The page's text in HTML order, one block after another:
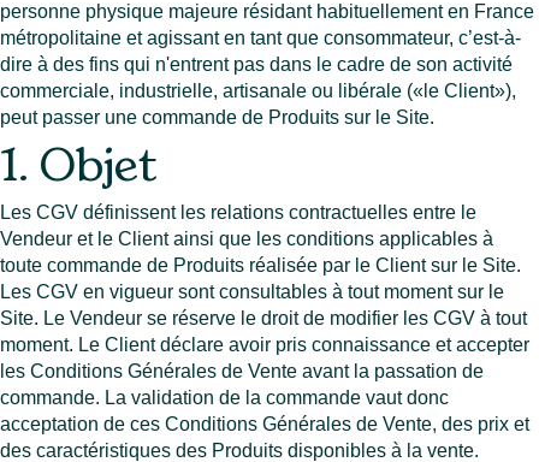
personne physique majeure résidant habituellement en France
métropolitaine et agissant en tant que consommateur, c’est-à-
dire à des fins qui n'entrent pas dans le cadre de son activité
commerciale, industrielle, artisanale ou libérale («le Client»),
peut passer une commande de Produits sur le Site.
1. Objet
Les CGV définissent les relations contractuelles entre le
Vendeur et le Client ainsi que les conditions applicables à
toute commande de Produits réalisée par le Client sur le Site.
Les CGV en vigueur sont consultables à tout moment sur le
Site. Le Vendeur se réserve le droit de modifier les CGV à tout
moment. Le Client déclare avoir pris connaissance et accepter
les Conditions Générales de Vente avant la passation de
commande. La validation de la commande vaut donc
acceptation de ces Conditions Générales de Vente, des prix et
des caractéristiques des Produits disponibles à la vente.